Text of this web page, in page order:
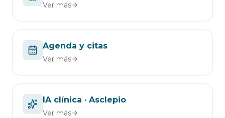
Ver más
Agenda y citas
Ver más
IA clínica · Asclepio
Ver más